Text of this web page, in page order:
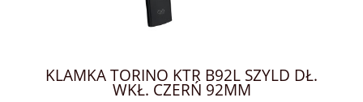
KLAMKA TORINO KTR B92L SZYLD DŁ.
WKŁ. CZERŃ 92MM